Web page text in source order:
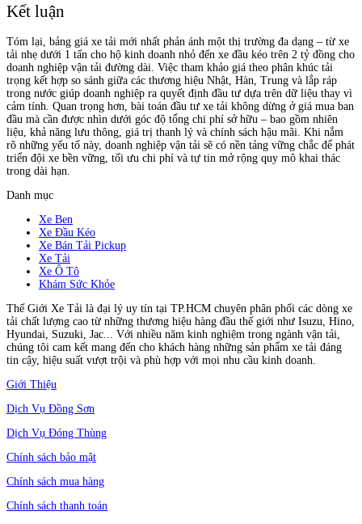
Kết luận
Tóm lại, bảng giá xe tải mới nhất phản ánh một thị trường đa dạng – từ xe
tải nhẹ dưới 1 tấn cho hộ kinh doanh nhỏ đến xe đầu kéo trên 2 tỷ đồng cho
doanh nghiệp vận tải đường dài. Việc tham khảo giá theo phân khúc tải
trọng kết hợp so sánh giữa các thương hiệu Nhật, Hàn, Trung và lắp ráp
trong nước giúp doanh nghiệp ra quyết định đầu tư dựa trên dữ liệu thay vì
cảm tính. Quan trọng hơn, bài toán đầu tư xe tải không dừng ở giá mua ban
đầu mà cần được nhìn dưới góc độ tổng chi phí sở hữu – bao gồm nhiên
liệu, khả năng lưu thông, giá trị thanh lý và chính sách hậu mãi. Khi nắm
rõ những yếu tố này, doanh nghiệp vận tải sẽ có nền tảng vững chắc để phát
triển đội xe bền vững, tối ưu chi phí và tự tin mở rộng quy mô khai thác
trong dài hạn.
Danh mục
Xe Ben
Xe Đầu Kéo
Xe Bán Tải Pickup
Xe Tải
Xe Ô Tô
Khám Sức Khỏe
Thế Giới Xe Tải là đại lý uy tín tại TP.HCM chuyên phân phối các dòng xe
tải chất lượng cao từ những thương hiệu hàng đầu thế giới như Isuzu, Hino,
Hyundai, Suzuki, Jac... Với nhiều năm kinh nghiệm trong ngành vận tải,
chúng tôi cam kết mang đến cho khách hàng những sản phẩm xe tải đáng
tin cậy, hiệu suất vượt trội và phù hợp với mọi nhu cầu kinh doanh.
Giới Thiệu
Dịch Vụ Đồng Sơn
Dịch Vụ Đóng Thùng
Chính sách bảo mật
Chính sách mua hàng
Chính sách thanh toán